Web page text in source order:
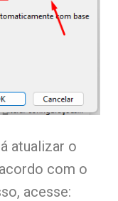
atualizar o
com o
acesse: